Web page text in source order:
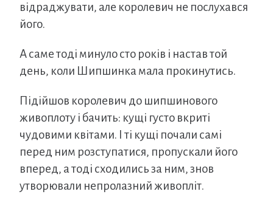
відраджувати, але королевич не послухався
його.
А саме тоді минуло сто років і настав той
день, коли Шипшинка мала прокинутись.
Підійшов королевич до шипшинового
живоплоту і бачить: кущі густо вкриті
чудовими квітами. І ті кущі почали самі
перед ним розступатися, пропускали його
вперед, а тоді сходились за ним, знов
утворювали непролазний живопліт.